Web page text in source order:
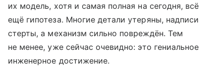
их модель, хотя и самая полная на сегодня, всё
ещё гипотеза. Многие детали утеряны, надписи
стерты, а механизм сильно повреждён. Тем
не менее, уже сейчас очевидно: это гениальное
инженерное достижение.